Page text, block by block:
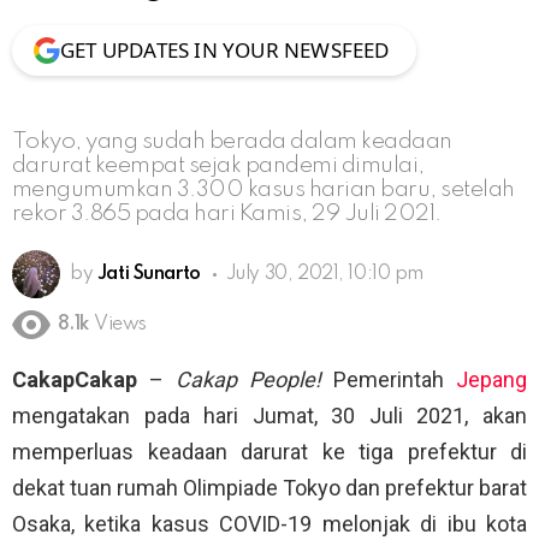
GET UPDATES IN YOUR NEWSFEED
Tokyo, yang sudah berada dalam keadaan
darurat keempat sejak pandemi dimulai,
mengumumkan 3.300 kasus harian baru, setelah
rekor 3.865 pada hari Kamis, 29 Juli 2021.
by Jati Sunarto July 30, 2021, 10:10 pm
8.1k Views
CakapCakap – Cakap People!Pemerintah Jepang
mengatakan pada hari Jumat, 30 Juli 2021, akan
memperluas keadaan darurat ke tiga prefektur di
dekat tuan rumah Olimpiade Tokyo dan prefektur barat
Osaka, ketika kasus COVID-19 melonjak di ibu kota